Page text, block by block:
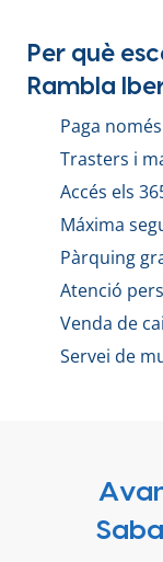
Per què
Rambla
Paga
Trasters i
Accés els
Máxima
Pàrquing
Atenció
Venda de
Servei de